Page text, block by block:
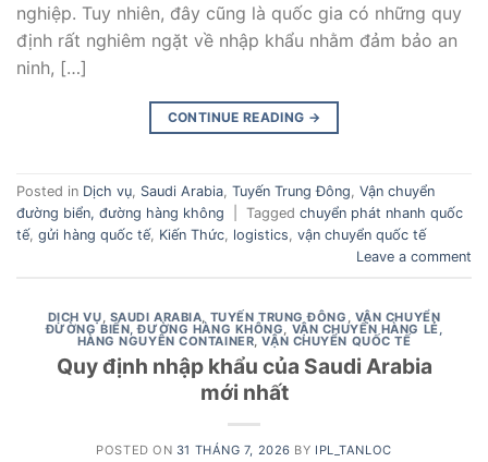
nghiệp. Tuy nhiên, đây cũng là quốc gia có những quy
định rất nghiêm ngặt về nhập khẩu nhằm đảm bảo an
ninh, […]
CONTINUE READING →
Posted in Dịch vụ Saudi Arabia Tuyến Trung Đông Vận chuyển
đường biển, đường hàng không
Tagged chuyển phát nhanh quốc
tế gửi hàng quốc tế Kiến Thức logistics vận chuyển quốc tế
Leave a comment
DỊCH VỤ SAUDI ARABIA TUYẾN TRUNG ĐÔNG VẬN CHUYỂN
ĐƯỜNG BIỂN, ĐƯỜNG HÀNG KHÔNG VẬN CHUYỂN HÀNG LẺ,
HÀNG NGUYÊN CONTAINER ,VẬN CHUYỂN QUỐC TẾ
Quy định nhập khẩu của Saudi Arabia
mới nhất
POSTED ON 31 THÁNG 7, 2026 BY IPL_TANLOC